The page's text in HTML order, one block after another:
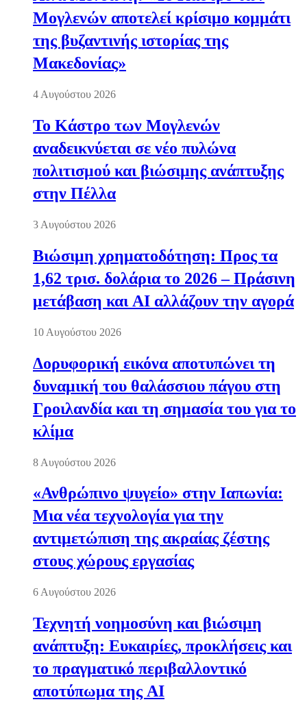
Μογλενών αποτελεί κρίσιμο κομμάτι
της βυζαντινής ιστορίας της
Μακεδονίας»
4 Αυγούστου 2026
Το Κάστρο των Μογλενών
αναδεικνύεται σε νέο πυλώνα
πολιτισμού και βιώσιμης ανάπτυξης
στην Πέλλα
3 Αυγούστου 2026
Βιώσιμη χρηματοδότηση: Προς τα
1,62 τρισ. δολάρια το 2026 – Πράσινη
μετάβαση και AI αλλάζουν την αγορά
10 Αυγούστου 2026
Δορυφορική εικόνα αποτυπώνει τη
δυναμική του θαλάσσιου πάγου στη
Γροιλανδία και τη σημασία του για το
κλίμα
8 Αυγούστου 2026
«Ανθρώπινο ψυγείο» στην Ιαπωνία:
Μια νέα τεχνολογία για την
αντιμετώπιση της ακραίας ζέστης
στους χώρους εργασίας
6 Αυγούστου 2026
Τεχνητή νοημοσύνη και βιώσιμη
ανάπτυξη: Ευκαιρίες, προκλήσεις και
το πραγματικό περιβαλλοντικό
αποτύπωμα της AI